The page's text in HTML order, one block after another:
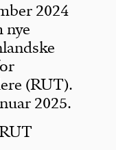
2024
nye
(RUT).
2025.